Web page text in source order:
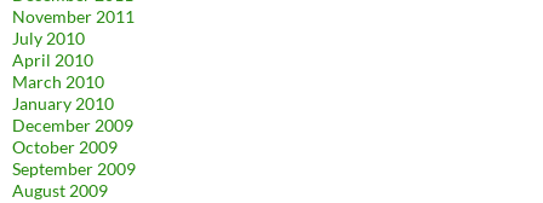
November 2011
July 2010
April 2010
March 2010
January 2010
December 2009
October 2009
September 2009
August 2009